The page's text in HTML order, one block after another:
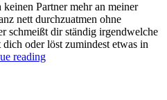
Partner mehr an meiner
nett durchzuatmen ohne
schmeißt dir ständig irgendwelche
oder löst zumindest etwas in
readingIch